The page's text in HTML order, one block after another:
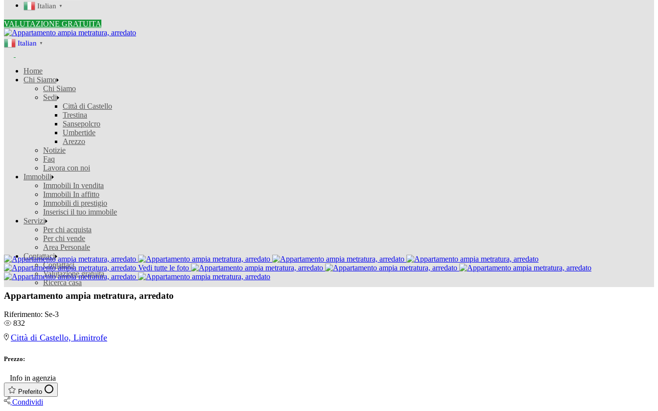
Italian ▼
VALUTAZIONE GRATUITA
Italian ▼
Home
Chi Siamo
Chi Siamo
Sedi
Città di Castello
Trestina
Sansepolcro
Umbertide
Arezzo
Notizie
Faq
Lavora con noi
Immobili
Immobili In vendita
Immobili In affitto
Immobili di prestigio
Inserisci il tuo immobile
Servizi
Per chi acquista
Per chi vende
Area Personale
Contattaci
Contattaci
Valutazione gratuita
Ricerca casa
Vedi tutte le foto
Appartamento ampia metratura, arredato
Riferimento: Se-3
832
Città di Castello, Limitrofe
Prezzo:
Info in agenzia
Preferito
Condividi